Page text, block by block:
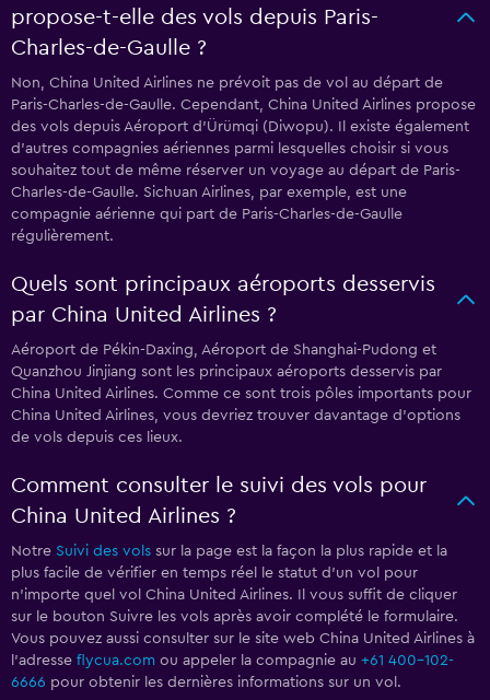
propose-t-elle des vols depuis Paris-
Charles-de-Gaulle ?
Non, China United Airlines ne prévoit pas de vol au départ de
Paris-Charles-de-Gaulle. Cependant, China United Airlines propose
des vols depuis Aéroport d'Ürümqi (Diwopu). Il existe également
d'autres compagnies aériennes parmi lesquelles choisir si vous
souhaitez tout de même réserver un voyage au départ de Paris-
Charles-de-Gaulle. Sichuan Airlines, par exemple, est une
compagnie aérienne qui part de Paris-Charles-de-Gaulle
régulièrement.
Quels sont principaux aéroports desservis
par China United Airlines ?
Aéroport de Pékin-Daxing, Aéroport de Shanghai-Pudong et
Quanzhou Jinjiang sont les principaux aéroports desservis par
China United Airlines. Comme ce sont trois pôles importants pour
China United Airlines, vous devriez trouver davantage d'options
de vols depuis ces lieux.
Comment consulter le suivi des vols pour
China United Airlines ?
Notre Suivi des vols sur la page est la façon la plus rapide et la
plus facile de vérifier en temps réel le statut d'un vol pour
n'importe quel vol China United Airlines. Il vous suffit de cliquer
sur le bouton Suivre les vols après avoir complété le formulaire.
Vous pouvez aussi consulter sur le site web China United Airlines à
l'adresse flycua.com ou appeler la compagnie au +61 400-102-
6666 pour obtenir les dernières informations sur un vol.